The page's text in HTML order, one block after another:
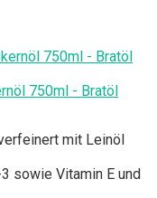
750ml - Bratöl
mit Leinöl
sowie Vitamin E und